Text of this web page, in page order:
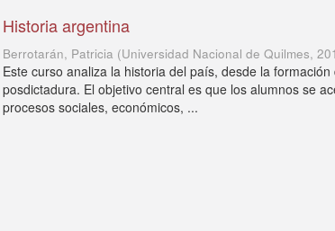
Historia argentina
Berrotarán, Patricia (Universidad Nacional de Quilmes,
Este curso analiza la historia del país, desde la
posdictadura. El objetivo central es que los alumnos se
procesos sociales, económicos, ...